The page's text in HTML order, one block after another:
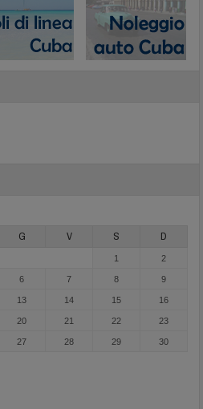
G V S D
1 2
6 7 8 9
13 14 15 16
20 21 22 23
27 28 29 30